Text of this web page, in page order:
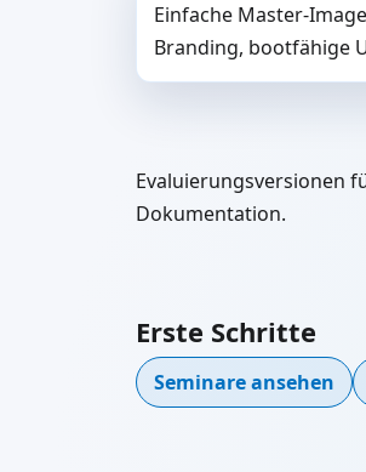
Einfache Master-
Branding, bootfähige
Evaluierungsversionen
Dokumentation.
Erste Schritte
Seminare ansehen